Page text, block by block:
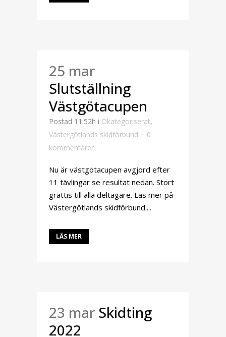
25 mar
Slutställning
Västgötacupen
Postad 11:52h i Okategoriserat,
Västergötlands skidförbund
0
kommentarer
Nu är västgötacupen avgjord efter
11 tävlingar se resultat nedan. Stort
grattis till alla deltagare. Läs mer på
Västergötlands skidförbund....
LÄS MER
23 mar Skidting
2022